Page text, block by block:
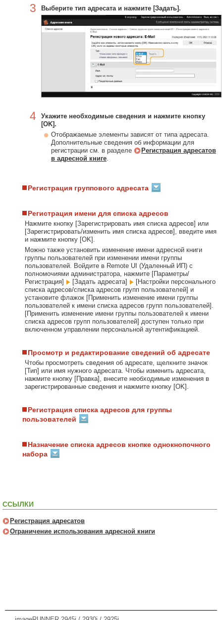
3 Выберите тип адресата и нажмите [Задать].
4
Укажите необходимые сведения и нажмите кнопку
[OK].
Отображаемые элементы зависят от типа адресата.
Дополнительные сведения об информации для
регистрации см. в разделе
Регистрация адресатов
в адресной книге.
Регистрация группового адресата
Регистрация имени для списка адресов
Нажмите кнопку [Зарегистрировать имя списка адресов] или
[Зарегистрировать/изменить имя списка адресов], введите имя
и нажмите кнопку [OK].
Можно также установить изменение имени адресной книги
группы пользователей при изменении имени группы
пользователей. Войдите в Remote UI (Удаленный ИП) с
полномочиями администратора, нажмите [Параметры/
Регистрация]
[Задать адресата]
[Настройки персонального
списка адресов/списка адресов групп пользователей] и
установите флажок [Применить изменение имени группы
пользователей к имени списка адресов групп пользователей].
[Применить изменение имени группы пользователей к имени
списка адресов групп пользователей] доступен только при
включенном управлении персональной аутентификацией.
Просмотр и редактирование сведений об адресате
Чтобы просмотреть сведения об адресате, щелкните значок
[Тип] или имя нужного адресата. Чтобы изменить адресата,
нажмите кнопку [Правка], внесите необходимые изменения в
зарегистрированные сведения и нажмите кнопку [OK].
Регистрация списка адресов для группы
пользователей
Назначение списка адресов кнопке однокнопочного
набора
ССЫЛКИ
Регистрация адресатов
Ограничение использования адресной книги